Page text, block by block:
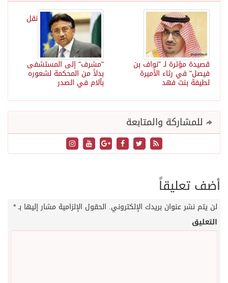
نقل
"مشرف" إلى المستشفى
بدلاً من المحكمة لشعوره
بآلام في الصدر
قصيدة مؤثرة لـ "نواف بن
فيصل" في رثاء الأميرة
لطيفة بنت فهد
للمشاركة والمتابعة
أضف تعليقاً
لن يتم نشر عنوان بريدك الإلكتروني. الحقول الإلزامية مشار إليها بـ*
التعليق